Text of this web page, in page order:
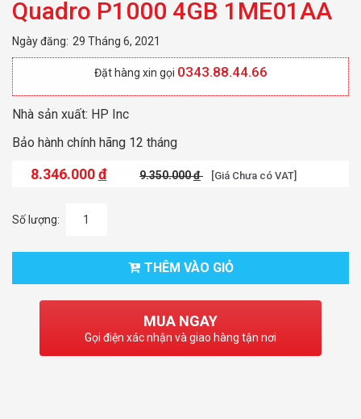
Quadro P1000 4GB 1ME01AA
Ngày đăng: 29 Tháng 6, 2021
Đặt hàng xin gọi 0343.88.44.66
Nhà sản xuất: HP Inc
Bảo hành chính hãng 12 tháng
8.346.000đ 9.350.000đ [Giá Chưa có VAT]
Số lượng:
THÊM VÀO GIỎ
MUA NGAY
Gọi điện xác nhận và giao hàng tận nơi